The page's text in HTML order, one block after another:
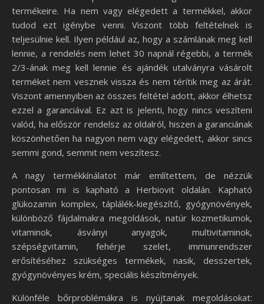
termékeire. Ha nem vagy elégedett a termékkel, akkor
tudod ezt igénybe venni. Viszont több feltételnek is
teljesülnie kell. Ilyen például az, hogy a számlának meg kell
lennie, a rendelés nem lehet 30 napnál régebbi, a termék
2/3-ának meg kell lennie és ajándék utalványra vásárolt
terméket nem vesznek vissza és nem térítik meg az árát.
Viszont amennyiben az összes feltétel adott, akkor élhetsz
ezzel a garanciával. Ez azt is jelenti, hogy nincs veszíteni
valód, ha először rendelsz az oldalról, hiszen a garanciának
köszönhetően ha nagyon nem vagy elégedett, akkor sincs
semmi gond, semmit nem veszítesz.
A nagy termékkínálatot már említettem, de nézzük
pontosan mi is kapható a Herbiovit oldalán. Kapható
glükozamin komplex, táplálék-kiegészítő, gyógynövények,
különböző fájdalmakra megoldások, natúr kozmetikumok,
vitaminok, ásványi anyagok, multivitaminok,
szépségvitamin, fehérje szelet, immunrendszer
erősítéséhez szükséges termékek, nasik, desszertek,
gyógynövényes krém, speciális készítmények.
Különféle bőrproblémákra is nyújtanak megoldásokat: